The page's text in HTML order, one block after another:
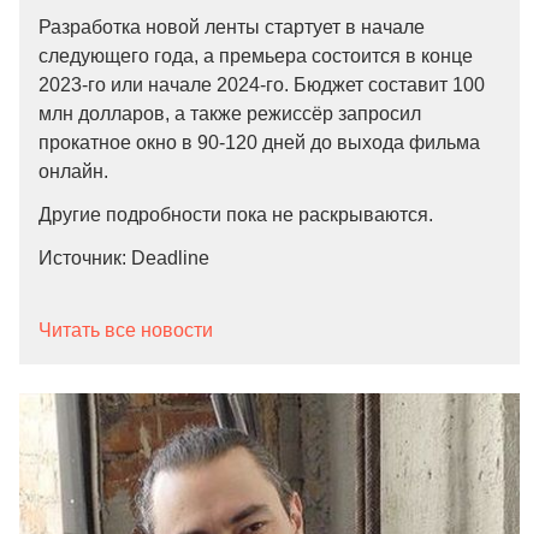
Разработка новой ленты стартует в начале
следующего года, а премьера состоится в конце
2023-го или начале 2024-го. Бюджет составит 100
млн долларов, а также режиссёр запросил
прокатное окно в 90-120 дней до выхода фильма
онлайн.
Другие подробности пока не раскрываются.
Источник: Deadline
Читать все новости